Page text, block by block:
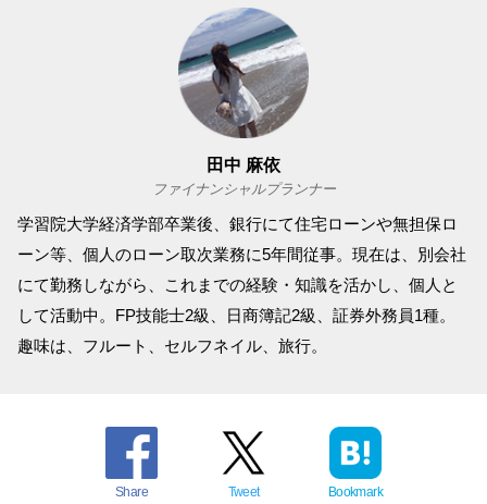
田中 麻依
ファイナンシャルプランナー
学習院大学経済学部卒業後、銀行にて住宅ローンや無担保ロ
ーン等、個人のローン取次業務に5年間従事。現在は、別会社
にて勤務しながら、これまでの経験・知識を活かし、個人と
して活動中。FP技能士2級、日商簿記2級、証券外務員1種。
趣味は、フルート、セルフネイル、旅行。
Share Tweet Bookmark